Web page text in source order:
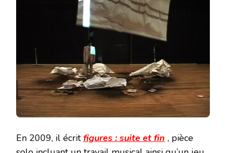
En 2009, il écritfigures : suite et fin , pièce